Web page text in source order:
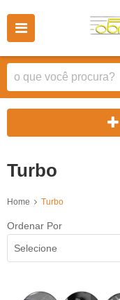
Turbo
Home Turbo
Ordenar Por
Selecione